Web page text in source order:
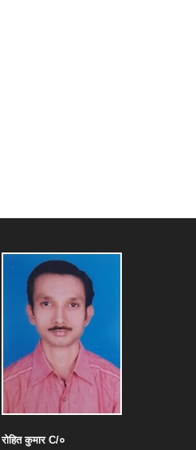
रोहित कुमारC/०